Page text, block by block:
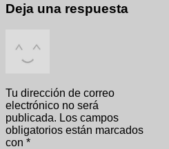
Deja una respuesta
Tu dirección de correo
electrónico no será
publicada. Los campos
obligatorios están marcados
con *